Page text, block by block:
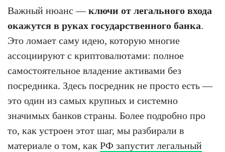
Важный нюанс —ключи от легального входа
окажутся в руках государственного банка.
Это ломает саму идею, которую многие
ассоциируют с криптовалютами: полное
самостоятельное владение активами без
посредника. Здесь посредник не просто есть —
это один из самых крупных и системно
значимых банков страны. Более подробно про
то, как устроен этот шаг, мы разбирали в
материале о том, как РФ запустит легальный